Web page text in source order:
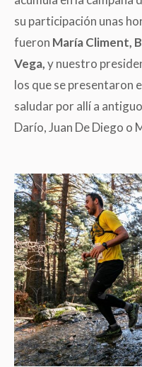
su participación unas
fueron María Climent,
Vega,y nuestro
los que se presentaron
saludar por allí a
Darío, Juan De Diego o